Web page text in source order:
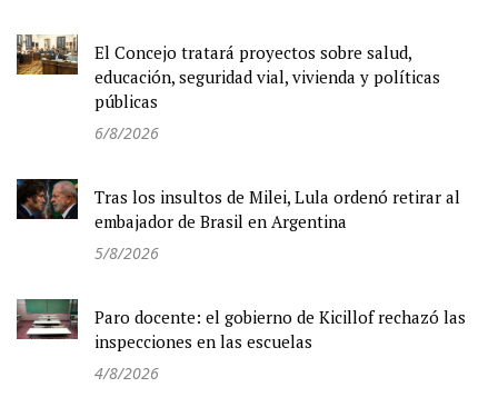
El Concejo tratará proyectos sobre salud,
educación, seguridad vial, vivienda y políticas
públicas
6/8/2026
Tras los insultos de Milei, Lula ordenó retirar al
embajador de Brasil en Argentina
5/8/2026
Paro docente: el gobierno de Kicillof rechazó las
inspecciones en las escuelas
4/8/2026